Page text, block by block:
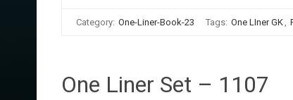
Category: One-Liner-Book-23 Tags: One LIner GK,
One Liner Set – 1107